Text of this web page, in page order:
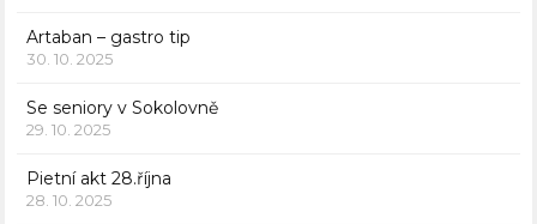
Artaban – gastro tip
30. 10. 2025
Se seniory v Sokolovně
29. 10. 2025
Pietní akt 28.října
28. 10. 2025